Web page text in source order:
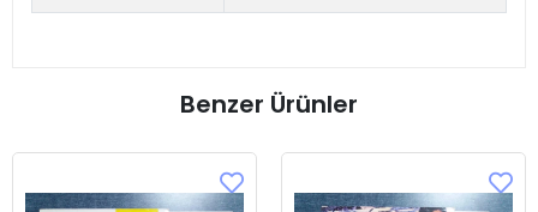
Benzer Ürünler